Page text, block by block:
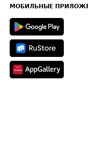
Техническая информация
МОБИЛЬНЫЕ